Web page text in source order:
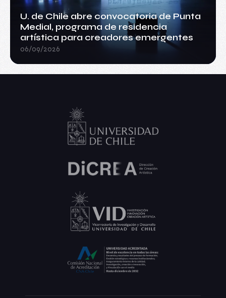
U. de Chile abre convocatoria de Punta
Medial, programa de residencia
artística para creadores emergentes
06/09/2026